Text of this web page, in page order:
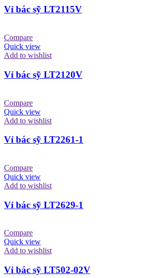
Vỉ bác sỹ LT2115V
Compare
Quick view
Add to wishlist
Vỉ bác sỹ LT2120V
Compare
Quick view
Add to wishlist
Vỉ bác sỹ LT2261-1
Compare
Quick view
Add to wishlist
Vỉ bác sỹ LT2629-1
Compare
Quick view
Add to wishlist
Vỉ bác sỹ LT502-02V